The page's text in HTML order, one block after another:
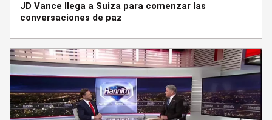
JD Vance llega a Suiza para comenzar las
conversaciones de paz